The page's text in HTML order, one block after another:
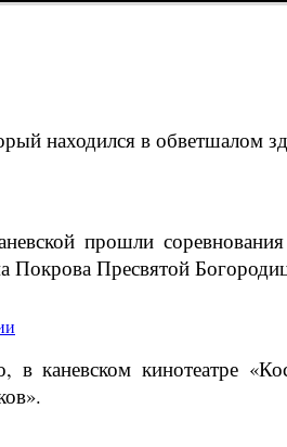
находился в обветшалом
прошли
Покрова Пресвятой
каневском кинотеатре